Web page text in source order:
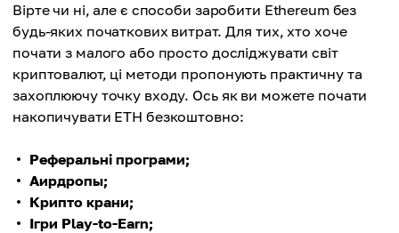
Вірте чи ні, але є способи заробити Ethereum без
будь-яких початкових витрат. Для тих, хто хоче
почати з малого або просто досліджувати світ
криптовалют, ці методи пропонують практичну та
захоплюючу точку входу. Ось як ви можете почати
накопичувати ETH безкоштовно:
Реферальні програми;
Аирдропы;
Крипто крани;
Ігри Play-to-Earn;